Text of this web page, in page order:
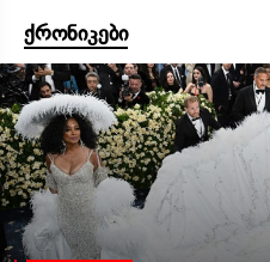
ქრონიკები